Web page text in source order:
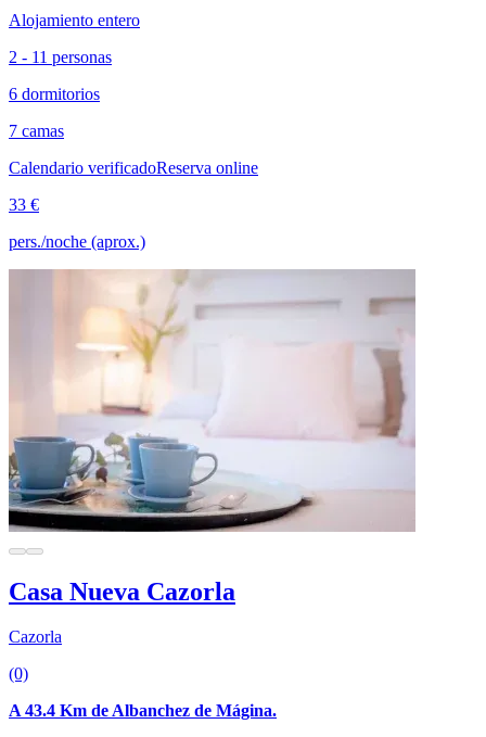
Alojamiento entero
2 - 11 personas
6 dormitorios
7 camas
Calendario verificadoReserva online
33 €
pers./noche (aprox.)
Casa Nueva Cazorla
Cazorla
(0)
A 43.4 Km de Albanchez de Mágina.